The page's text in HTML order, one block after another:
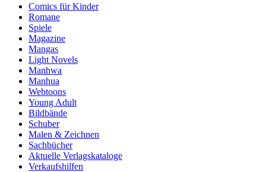
Comics für Kinder
Romane
Spiele
Magazine
Mangas
Light Novels
Manhwa
Manhua
Webtoons
Young Adult
Bildbände
Schuber
Malen & Zeichnen
Sachbücher
Aktuelle Verlagskataloge
Verkaufshilfen